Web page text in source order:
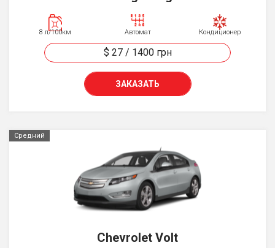
8 л/100км Автомат Кондиционер
$ 27/ 1400 грн
ЗАКАЗАТЬ
Средний
Chevrolet Volt